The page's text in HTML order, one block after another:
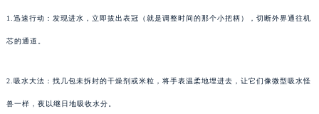
1.迅速行动：发现进水，立即拔出表冠（就是调整时间的那个小把柄），切断外界通往机
芯的通道。
2.吸水大法：找几包未拆封的干燥剂或米粒，将手表温柔地埋进去，让它们像微型吸水怪
兽一样，夜以继日地吸收水分。